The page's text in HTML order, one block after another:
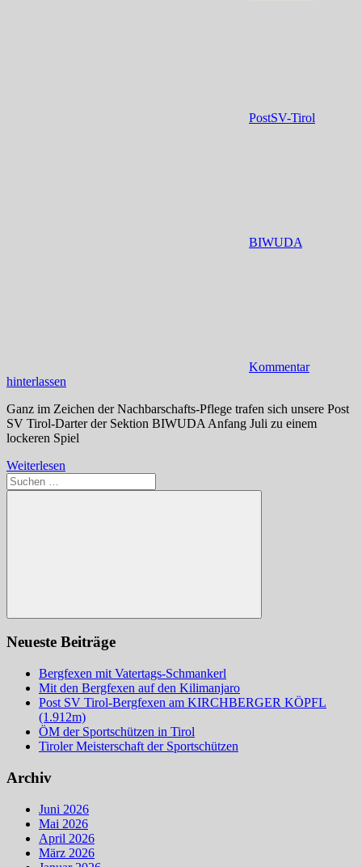
PostSV-Tirol
BIWUDA
Kommentar
hinterlassen
Ganz im Zeichen der Nachbarschafts-Pflege trafen sich unsere Post
SV Tirol-Darter der Sektion BIWUDA Anfang Juli zu einem
lockeren Spiel
Weiterlesen
Suchen
nach:
Suchen
Neueste Beiträge
Bergfexen mit Vatertags-Schmankerl
Mit den Bergfexen auf den Kilimanjaro
Post SV Tirol-Bergfexen am KIRCHBERGER KÖPFL
(1.912m)
ÖM der Sportschützen in Tirol
Tiroler Meisterschaft der Sportschützen
Archiv
Juni 2026
Mai 2026
April 2026
März 2026